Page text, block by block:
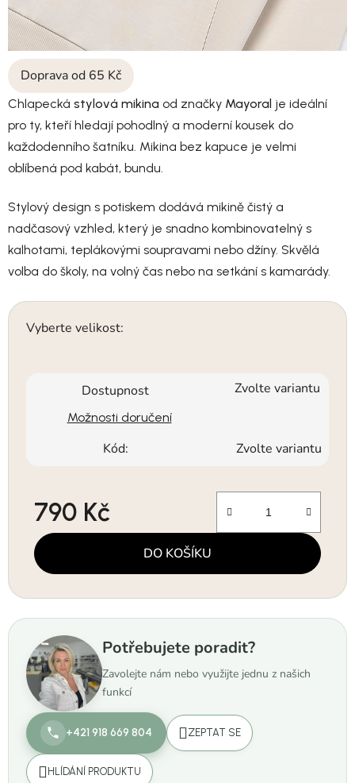
Doprava od 65 Kč
Chlapecká stylová mikina od značky Mayoral je ideální
pro ty, kteří hledají pohodlný a moderní kousek do
každodenního šatníku. Mikina bez kapuce je velmi
oblíbená pod kabát, bundu.
Stylový design s potiskem dodává mikině čistý a
nadčasový vzhled, který je snadno kombinovatelný s
kalhotami, teplákovými soupravami nebo džíny. Skvělá
volba do školy, na volný čas nebo na setkání s kamarády.
Vyberte velikost:
Dostupnost Zvolte variantu
Možnosti doručení
Kód: Zvolte variantu
790 Kč
Měrná cena:
DO KOŠÍKU
Potřebujete poradit?
Zavolejte nám nebo využijte jednu z našich
funkcí
+421 918 669 804 ZEPTAT SE
HLÍDÁNÍ PRODUKTU